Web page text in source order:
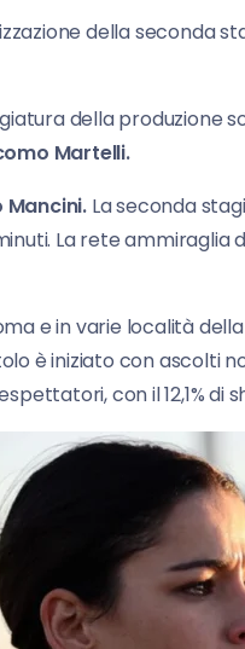
della seconda
della produzione
Martelli.
Mancini. La seconda
La rete ammiraglia
e in varie località
è iniziato con ascolti
con il 12,1% di